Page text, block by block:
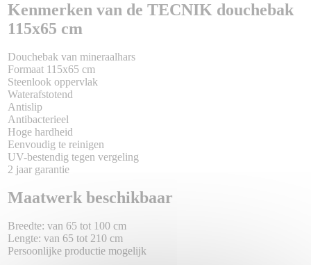
Kenmerken van de TECNIK douchebak
115x65 cm
Douchebak van mineraalhars
Formaat 115x65 cm
Steenlook oppervlak
Waterafstotend
Antislip
Antibacterieel
Hoge hardheid
Eenvoudig te reinigen
UV-bestendig tegen vergeling
2 jaar garantie
Maatwerk beschikbaar
Breedte: van 65 tot 100 cm
Lengte: van 65 tot 210 cm
Persoonlijke productie mogelijk